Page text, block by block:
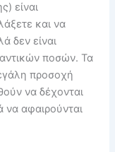
είναι
και να
δεν είναι
ποσών. Τα
προσοχή
να δέχονται
να αφαιρούνται